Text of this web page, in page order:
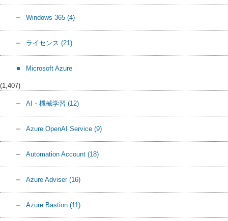
Windows 365 (4)
ライセンス (21)
Microsoft Azure
(1,407)
AI・機械学習 (12)
Azure OpenAI Service (9)
Automation Account (18)
Azure Adviser (16)
Azure Bastion (11)